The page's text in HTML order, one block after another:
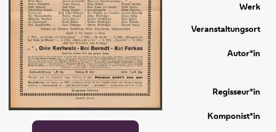
Autor*in
Regisseur*in
Komponist*in
Veranstaltungsort
Werk